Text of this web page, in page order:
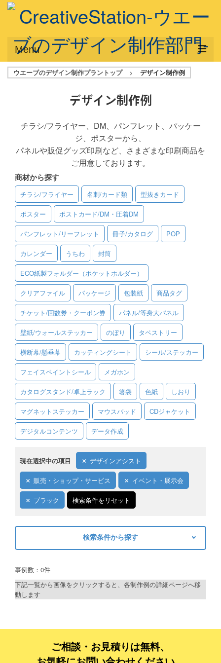
Menu
サービス概要
デザインプラン
フルデザイン
データ修正
写真からイラスト作成
デザイン制作例
ご利用料金
ご利用ガイド
ご利用の流れ
ご注文方法について
キャンセルについて
FAQ（よくあるご質問）
資料をダウンロード
ご利用規約
お見積り・お問合せ
ウエーブのデザイン制作プラントップ > デザイン制作例
デザイン制作例
チラシ/フライヤー、DM、パンフレット、パッケー
ジ、ポスターから、
パネルや販促グッズ印刷など、さまざまな印刷商品を
ご用意しております。
商材から探す
チラシ/フライヤー 名刺/カード類 型抜きカード
ポスター ポストカード/DM・圧着DM
パンフレット/リーフレット 冊子/カタログ POP
カレンダー うちわ 封筒
ECO紙製フォルダー（ポケットホルダー）
クリアファイル パッケージ 包装紙 商品タグ
チケット/回数券・クーポン券 パネル/等身大パネル
壁紙/ウォールステッカー のぼり タペストリー
横断幕/懸垂幕 カッティングシート シール/ステッカー
フェイスペイントシール メガホン
カタログスタンド/卓上ラック 箸袋 色紙 しおり
マグネットステッカー マウスパッド CDジャケット
デジタルコンテンツ データ作成
現在選択中の項目 デザインアシスト
販売・ショップ・サービス イベント・展示会
ブラック 検索条件をリセット
検索条件から探す
制作プランで探す
ベーシックコース
シルバーコース
事例数：0件
下記一覧から画像をクリックすると、各制作例の詳細ページへ移
動します
ご相談・お見積りは無料、